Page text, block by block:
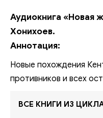
Аудиокнига «Новая
Хонихоев.
Аннотация:
Новые похождения
противников и всех
ВСЕ КНИГИ ИЗ